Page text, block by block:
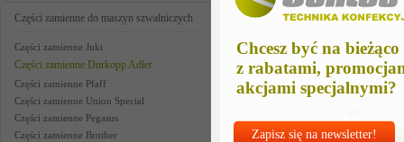
Chcesz być na bieżąco
z rabatami,
akcjami specjalnymi?
Zapisz się na newsletter!
Części zamienne do maszyn szwalniczych
Części zamienne Juki
Części zamienne Durkopp Adler
Części zamienne Pfaff
Części zamienne Union Special
Części zamienne Pegasus
Części zamienne Brother
folder stamp